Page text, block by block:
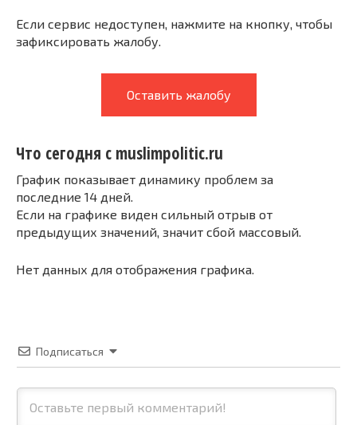
Если сервис недоступен, нажмите на кнопку, чтобы
зафиксировать жалобу.
Оставить жалобу
Что сегодня с muslimpolitic.ru
График показывает динамику проблем за
последние 14 дней.
Если на графике виден сильный отрыв от
предыдущих значений, значит сбой массовый.
Нет данных для отображения графика.
Подписаться